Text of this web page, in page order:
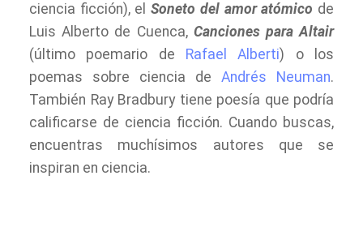
ciencia ficción), elSoneto del amor atómico de
Luis Alberto de Cuenca, Canciones para Altair
(último poemario de Rafael Alberti) o los
poemas sobre ciencia de Andrés Neuman.
También Ray Bradbury tiene poesía que podría
calificarse de ciencia ficción. Cuando buscas,
encuentras muchísimos autores que se
inspiran en ciencia.